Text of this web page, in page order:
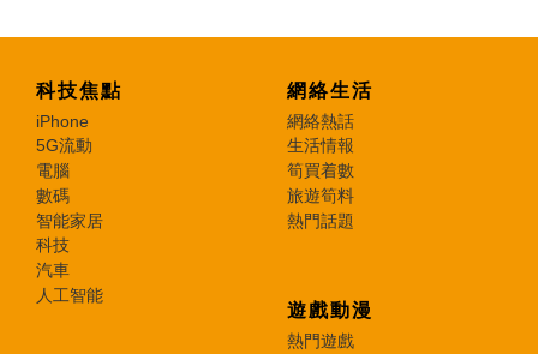
科技焦點
iPhone
5G流動
電腦
數碼
智能家居
科技
汽車
人工智能
網絡生活
網絡熱話
生活情報
筍買着數
旅遊筍料
熱門話題
遊戲動漫
熱門遊戲